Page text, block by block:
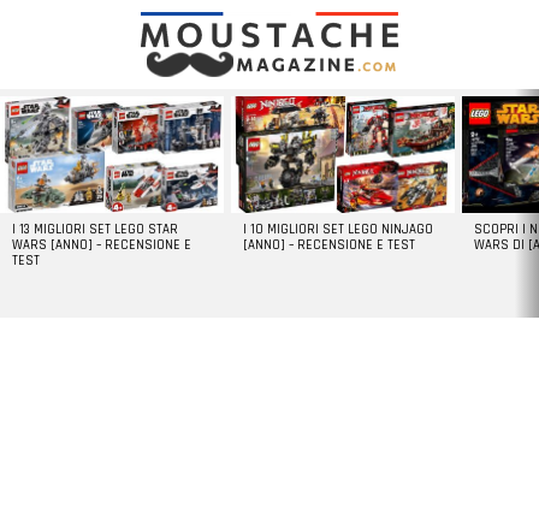
LATEST
STORIES
I 13 MIGLIORI SET LEGO STAR
WARS [ANNO] – RECENSIONE E
TEST
I 10 MIGLIORI SET LEGO NINJAGO
[ANNO] – RECENSIONE E TEST
SCOPRI I
WARS DI